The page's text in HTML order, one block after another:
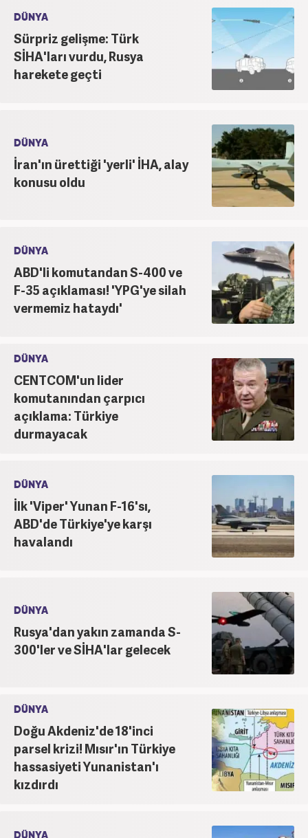
DÜNYA
Sürpriz gelişme: Türk
SİHA'ları vurdu, Rusya
harekete geçti
DÜNYA
İran'ın ürettiği 'yerli' İHA, alay
konusu oldu
DÜNYA
ABD'li komutandan S-400 ve
F-35 açıklaması! 'YPG'ye silah
vermemiz hataydı'
DÜNYA
CENTCOM'un lider
komutanından çarpıcı
açıklama: Türkiye
durmayacak
DÜNYA
İlk 'Viper' Yunan F-16'sı,
ABD'de Türkiye'ye karşı
havalandı
DÜNYA
Rusya'dan yakın zamanda S-
300'ler ve SİHA'lar gelecek
DÜNYA
Doğu Akdeniz'de 18'inci
parsel krizi! Mısır'ın Türkiye
hassasiyeti Yunanistan'ı
kızdırdı
DÜNYA